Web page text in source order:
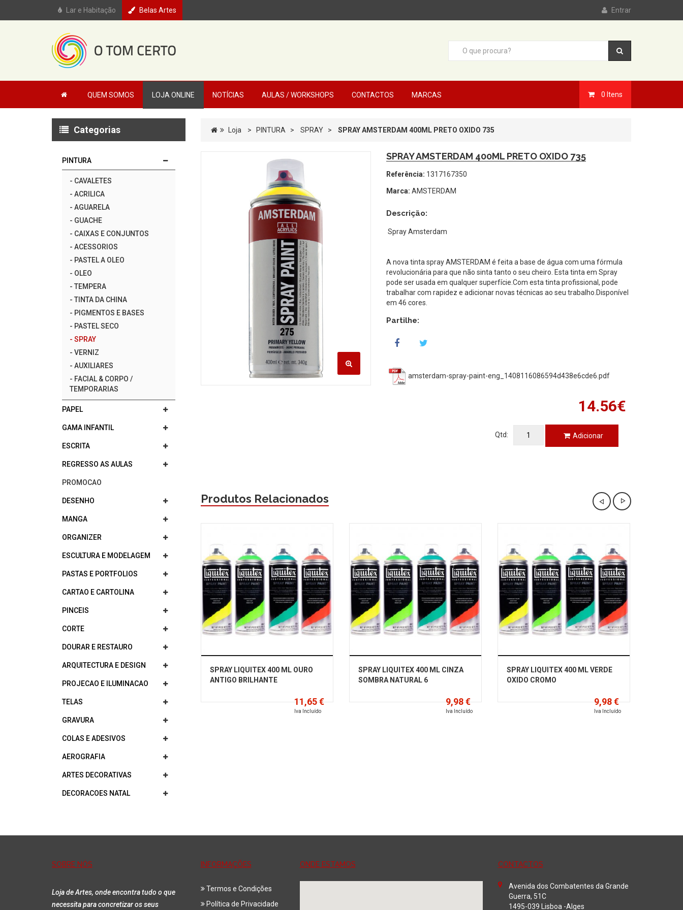
Lar e Habitação Belas Artes Entrar
QUEM SOMOS LOJA ONLINE NOTÍCIAS AULAS / WORKSHOPS CONTACTOS MARCAS 0 Itens
Categorias
PINTURA
- CAVALETES
- ACRILICA
- AGUARELA
- GUACHE
- CAIXAS E CONJUNTOS
- ACESSORIOS
- PASTEL A OLEO
- OLEO
- TEMPERA
- TINTA DA CHINA
- PIGMENTOS E BASES
- PASTEL SECO
- SPRAY
- VERNIZ
- AUXILIARES
- FACIAL & CORPO /
TEMPORARIAS
PAPEL
GAMA INFANTIL
ESCRITA
REGRESSO AS AULAS
PROMOCAO
DESENHO
MANGA
ORGANIZER
ESCULTURA E MODELAGEM
PASTAS E PORTFOLIOS
CARTAO E CARTOLINA
PINCEIS
CORTE
DOURAR E RESTAURO
ARQUITECTURA E DESIGN
PROJECAO E ILUMINACAO
TELAS
GRAVURA
COLAS E ADESIVOS
AEROGRAFIA
ARTES DECORATIVAS
DECORACOES NATAL
Loja > PINTURA > SPRAY> SPRAY AMSTERDAM 400ML PRETO OXIDO 735
SPRAY AMSTERDAM 400ML PRETO OXIDO 735
Referência: 1317167350
Marca: AMSTERDAM
Descrição:
Spray Amsterdam
A nova tinta spray AMSTERDAM é feita a base de água com uma fórmula
revolucionária para que não sinta tanto o seu cheiro. Esta tinta em Spray
pode ser usada em qualquer superfície.Com esta tinta profissional, pode
trabalhar com rapidez e adicionar novas técnicas ao seu trabalho.Disponível
em 46 cores.
Partilhe:
amsterdam-spray-paint-eng_1408116086594d438e6cde6.pdf
14.56€
Qtd: Adicionar
Produtos Relacionados
SPRAY LIQUITEX 400 ML OURO
ANTIGO BRILHANTE
11,65 €
Iva Incluído
SPRAY LIQUITEX 400 ML CINZA
SOMBRA NATURAL 6
9,98 €
Iva Incluído
SPRAY LIQUITEX 400 ML VERDE
OXIDO CROMO
9,98 €
Iva Incluído
SOBRE NÓS
Loja de Artes, onde encontra tudo o que
necessita para concretizar os seus
INFORMAÇÕES
Termos e Condições
Política de Privacidade
ONDE ESTAMOS CONTACTOS
Avenida dos Combatentes da Grande
Guerra, 51C
1495-039 Lisboa -Alges